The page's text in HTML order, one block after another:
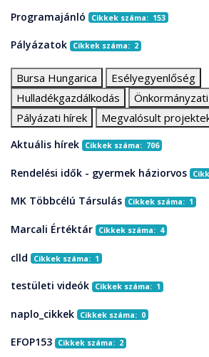
Programajánló Cikkek száma: 153
Pályázatok Cikkek száma: 2
Bursa Hungarica
Esélyegyenlőség
Hulladékgazdálkodás
Pályázati hírek
Megvalósult
Aktuális hírek Cikkek száma: 706
Rendelési idők - gyermek háziorvos
MK Többcélú Társulás Cikkek száma: 1
Marcali Értéktár Cikkek száma: 4
clld Cikkek száma: 1
testületi videók Cikkek száma: 1
naplo_cikkek Cikkek száma: 0
EFOP153 Cikkek száma: 2